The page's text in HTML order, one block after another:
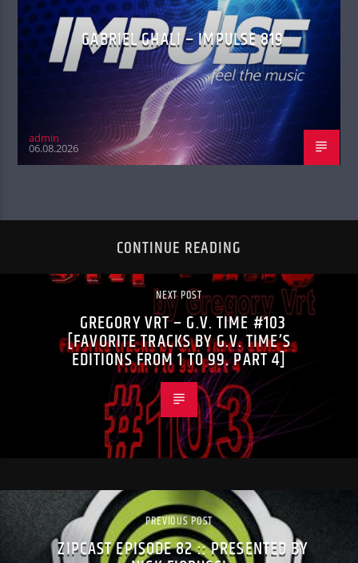
GABRIEL GHALI – IMPULSE 819
admin
06.08.2026
CONTINUE READING
NEXT POST
GREGORY VRT – G.V. TIME #103
[FAVORITE TRACKS BY G.V. TIME’S
EDITIONS FROM 1 TO 99. PART 4]
PREVIOUS POST
ZIPCAST EPISODE 82 :: PRESENTED BY